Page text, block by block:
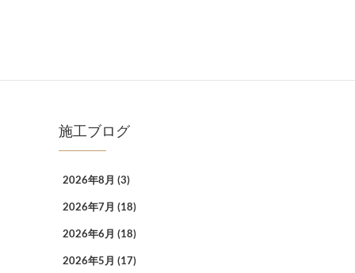
施工ブログ
2026年8月 (3)
2026年7月 (18)
2026年6月 (18)
2026年5月 (17)